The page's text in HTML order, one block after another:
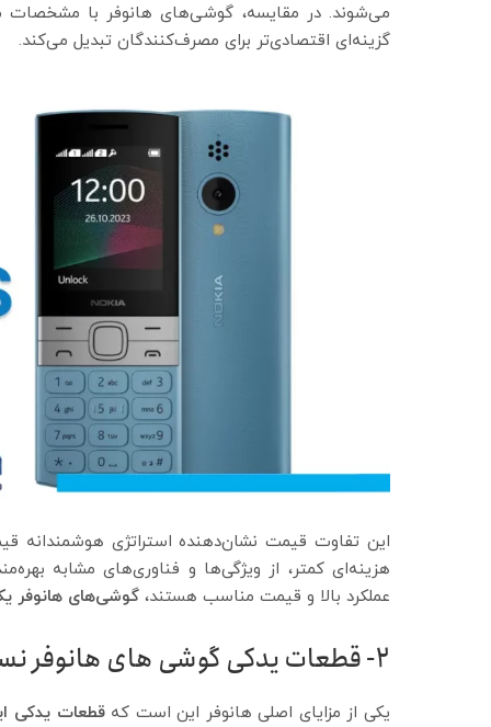
می‌شوند. در مقایسه، گوشی‌های هانوفر با مشخصات
گزینه‌ای اقتصادی‌تر برای مصرف‌کنندگان تبدیل می‌کند.
این تفاوت قیمت نشان‌دهنده استراتژی هوشمندانه
هزینه‌ای کمتر، از ویژگی‌ها و فناوری‌های مشابه
عملکرد بالا و قیمت مناسب هستند، گوشی‌های هانوفر
2- قطعات یدکی گوشی های هانوفر نسبت به نوکیا
یکی از مزایای اصلی هانوفر این است کهقطعات یدکی